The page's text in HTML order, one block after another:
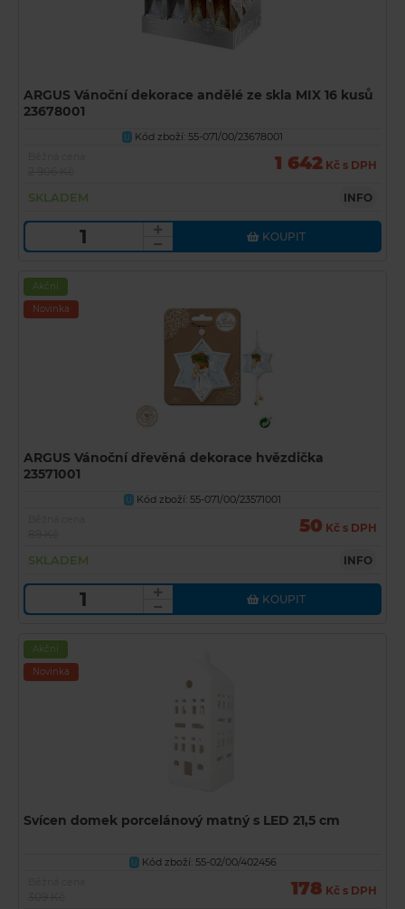
ARGUS Vánoční dekorace andělé ze skla MIX 16 kusů
23678001
U
Kód zboží: 55-071/00/23678001
1 642 Kč s DPH
SKLADEM INFO
KOUPIT
Akční
Novinka
ARGUS Vánoční dřevěná dekorace hvězdička
23571001
U
Kód zboží: 55-071/00/23571001
50 Kč s DPH
SKLADEM INFO
KOUPIT
Akční
Novinka
Svícen domek porcelánový matný s LED 21,5 cm
U Kód zboží: 55-02/00/402456
178 Kč s DPH